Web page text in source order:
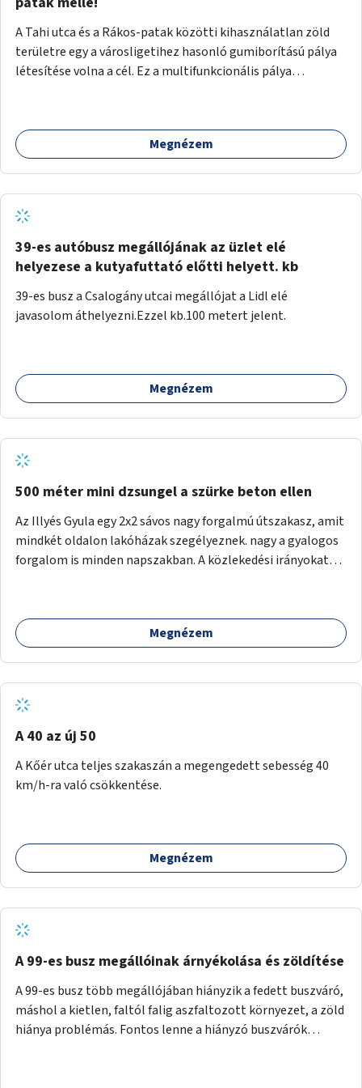
A Tahi utca és a Rákos-patak közötti kihasználatlan zöld
területre egy a városligetihez hasonló gumiborítású pálya
létesítése volna a cél. Ez a multifunkcionális pálya
Megnézem
39-es autóbusz megállójának az üzlet elé
helyezese a kutyafuttató előtti helyett. kb
39-es busz a Csalogány utcai megállójat a Lidl elé
javasolom áthelyezni.Ezzel kb.100 metert jelent.
Megnézem
500 méter mini dzsungel a szürke beton ellen
Az Illyés Gyula egy 2x2 sávos nagy forgalmú útszakasz, amit
mindkét oldalon lakóházak szegélyeznek. nagy a gyalogos
forgalom is minden napszakban. A közlekedési irányokat
szintű növényzettel, öntözőrendszerrel, esetleg
valamilyen vizes attrakcióval ami végfut mind az 500m-en.
Megnézem
A 40 az új 50
A Kőér utca teljes szakaszán a megengedett sebesség 40
km/h-ra való csökkentése.
Megnézem
A 99-es busz megállóinak árnyékolása és zöldítése
A 99-es busz több megállójában hiányzik a fedett buszváró,
máshol a kietlen, faltól falig aszfaltozott környezet, a zöld
hiánya problémás. Fontos lenne a hiányzó buszvárók